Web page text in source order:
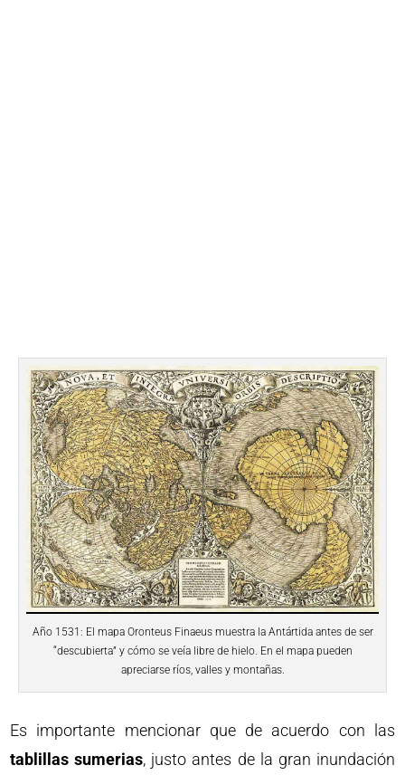
Año 1531: El mapa Oronteus Finaeus muestra la Antártida antes de ser
“descubierta” y cómo se veía libre de hielo. En el mapa pueden
apreciarse ríos, valles y montañas.
Es importante mencionar que de acuerdo con las
tablillas sumerias, justo antes de la gran inundación